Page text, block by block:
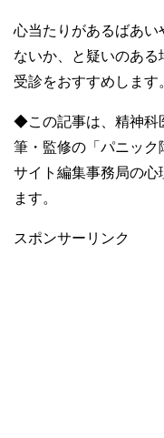
心当たりがあるばあ
ないか、と疑いのあ
受診をおすすめします
◆この記事は、精神科
筆・監修の「パニック
サイト編集事務局の
ます。
スポンサーリンク